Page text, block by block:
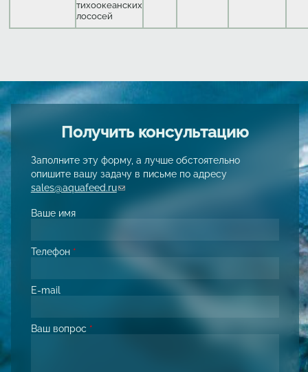
тихоокеанских
лососей
Получить консультацию
Заполните эту форму, а лучше обстоятельно
опишите вашу задачу в письме по адресу
sales@aquafeed.ru(link sends e-mail)
Ваше имя
Телефон *
E-mail
Ваш вопрос *